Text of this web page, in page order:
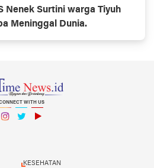
Nenek Surtini warga Tiyuh
Meninggal Dunia.
WITH US
KESEHATAN